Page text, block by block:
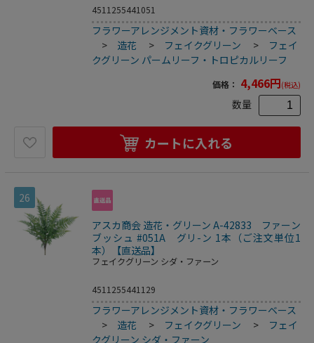
4511255441051
フラワーアレンジメント資材・フラワーベース
> 造花 > フェイクグリーン > フェイ
クグリーン パームリーフ・トロピカルリーフ
価格： 4,466円(税込)
数量
カートに入れる
26
アスカ商会 造花・グリーン A-42833 ファーン
ブッシュ #051A グリ-ン 1本（ご注文単位1
本）【直送品】
フェイクグリーン シダ・ファーン
4511255441129
フラワーアレンジメント資材・フラワーベース
> 造花 > フェイクグリーン > フェイ
クグリーン シダ・ファーン